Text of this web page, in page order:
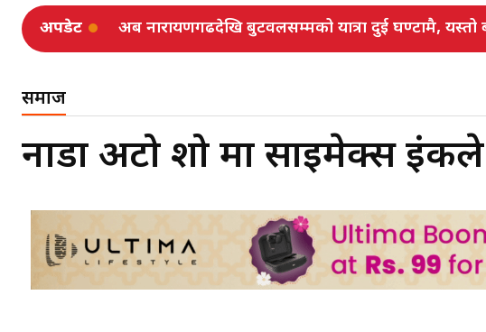
अपडेट राज्य व्यवस्थासहित पाँच संसदीय समितिको बैठक बस्दै,
समाज
नाडा अटो शो मा साइमेक्स इंकले